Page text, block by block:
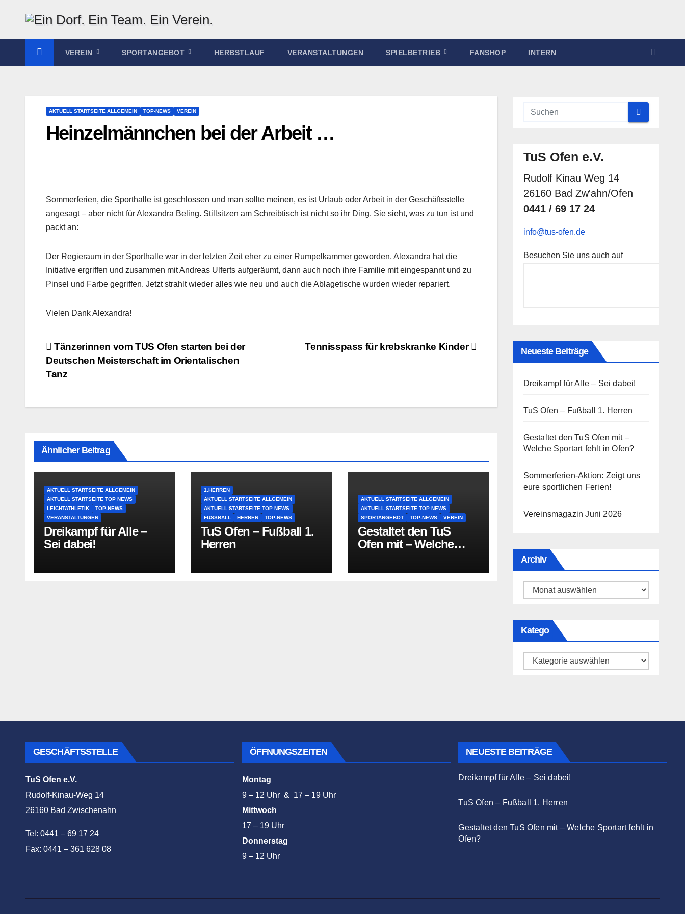
springen
VEREIN SPORTANGEBOT HERBSTLAUF VERANSTALTUNGEN SPIELBETRIEB FANSHOP INTERN
AKTUELL STARTSEITE ALLGEMEIN TOP-NEWS VEREIN
Heinzelmännchen bei der Arbeit …
Sommerferien, die Sporthalle ist geschlossen und man sollte meinen, es ist Urlaub oder Arbeit in der Geschäftsstelle
angesagt – aber nicht für Alexandra Beling. Stillsitzen am Schreibtisch ist nicht so ihr Ding. Sie sieht, was zu tun ist und
packt an:
Der Regieraum in der Sporthalle war in der letzten Zeit eher zu einer Rumpelkammer geworden. Alexandra hat die
Initiative ergriffen und zusammen mit Andreas Ulferts aufgeräumt, dann auch noch ihre Familie mit eingespannt und zu
Pinsel und Farbe gegriffen. Jetzt strahlt wieder alles wie neu und auch die Ablagetische wurden wieder repariert.
Vielen Dank Alexandra!
Beitragsnavigation Tennisspass für krebskranke Kinder
Tänzerinnen vom TUS Ofen starten bei der
Deutschen Meisterschaft im Orientalischen
Tanz
Ähnlicher Beitrag
AKTUELL STARTSEITE ALLGEMEIN
AKTUELL STARTSEITE TOP NEWS
LEICHTATHLETIK
TOP-NEWS
VERANSTALTUNGEN
Dreikampf für Alle –
Sei dabei!
1.HERREN
AKTUELL STARTSEITE ALLGEMEIN
AKTUELL STARTSEITE TOP NEWS
FUSSBALL
HERREN TOP-NEWS
TuS Ofen – Fußball 1.
Herren
AKTUELL STARTSEITE ALLGEMEIN
AKTUELL STARTSEITE TOP NEWS
SPORTANGEBOT
TOP-NEWS VEREIN
Gestaltet den TuS
Ofen mit – Welche
TuS Ofen e.V.
Rudolf Kinau Weg 14
26160 Bad Zw'ahn/Ofen
0441 / 69 17 24
info@tus-ofen.de
Besuchen Sie uns auch auf
Neueste Beiträge
Dreikampf für Alle – Sei dabei!
TuS Ofen – Fußball 1. Herren
Gestaltet den TuS Ofen mit –
Welche Sportart fehlt in Ofen?
Sommerferien-Aktion: Zeigt uns
eure sportlichen Ferien!
Vereinsmagazin Juni 2026
Archiv
Archiv
Katego
Katego
GESCHÄFTSSTELLE
TuS Ofen e.V.
Rudolf-Kinau-Weg 14
26160 Bad Zwischenahn
Tel: 0441 – 69 17 24
Fax: 0441 – 361 628 08
ÖFFNUNGSZEITEN
Montag
9 – 12 Uhr & 17 – 19 Uhr
Mittwoch
17 – 19 Uhr
Donnerstag
9 – 12 Uhr
NEUESTE BEITRÄGE
Dreikampf für Alle – Sei dabei!
TuS Ofen – Fußball 1. Herren
Gestaltet den TuS Ofen mit – Welche Sportart fehlt in
Ofen?